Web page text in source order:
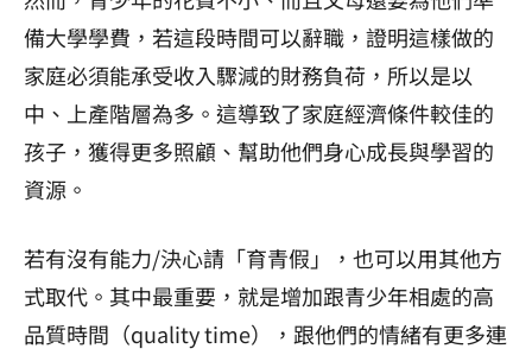
備大學學費，若這段時間可以辭職，證明這樣做的
家庭必須能承受收入驟減的財務負荷，所以是以
中、上產階層為多。這導致了家庭經濟條件較佳的
孩子，獲得更多照顧、幫助他們身心成長與學習的
資源。
若有沒有能力/決心請「育青假」，也可以用其他方
式取代。其中最重要，就是增加跟青少年相處的高
品質時間（quality time），跟他們的情緒有更多連